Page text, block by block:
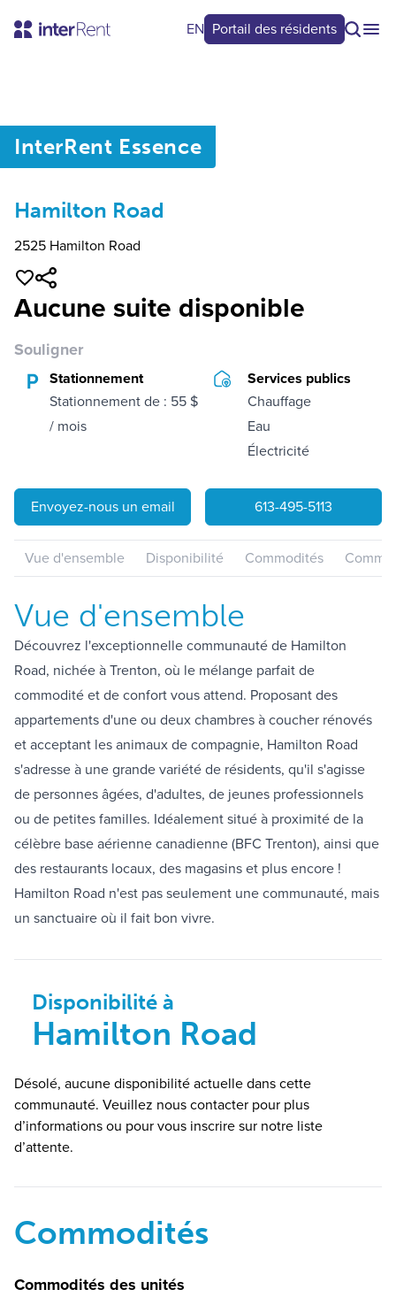
EN Portail des résidents
0/0
InterRent Essence
Hamilton Road
2525 Hamilton Road
Aucune suite disponible
Souligner
Stationnement
Stationnement de : 55 $
/ mois
Services publics
Chauffage
Eau
Électricité
Envoyez-nous un email 613-495-5113
Vue d'ensemble Disponibilité Commodités
Vue d'ensemble
Découvrez l'exceptionnelle communauté de Hamilton
Road, nichée à Trenton, où le mélange parfait de
commodité et de confort vous attend. Proposant des
appartements d'une ou deux chambres à coucher rénovés
et acceptant les animaux de compagnie, Hamilton Road
s'adresse à une grande variété de résidents, qu'il s'agisse
de personnes âgées, d'adultes, de jeunes professionnels
ou de petites familles. Idéalement situé à proximité de la
célèbre base aérienne canadienne (BFC Trenton), ainsi que
des restaurants locaux, des magasins et plus encore !
Hamilton Road n'est pas seulement une communauté, mais
un sanctuaire où il fait bon vivre.
Disponibilité à
Hamilton Road
Désolé, aucune disponibilité actuelle dans cette
communauté. Veuillez nous contacter pour plus
d’informations ou pour vous inscrire sur notre liste
d’attente.
Commodités
Commodités des unités